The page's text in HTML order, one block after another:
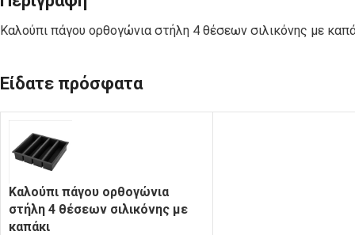
ΠΟΛΥΠΡΟΠΥΛΕΝΙΟΥ
ΚΟΥΤΙΑ
ΨΗΤΟΠΩΛΕΙΟΥ
ΣΟΥΣΙ
Καλούπι πάγου ορθογώνια στήλη 4 θέσεων σιλικόνης με
Είδατε πρόσφατα
Καλούπι πάγου ορθογώνια
στήλη 4 θέσεων σιλικόνης με
καπάκι